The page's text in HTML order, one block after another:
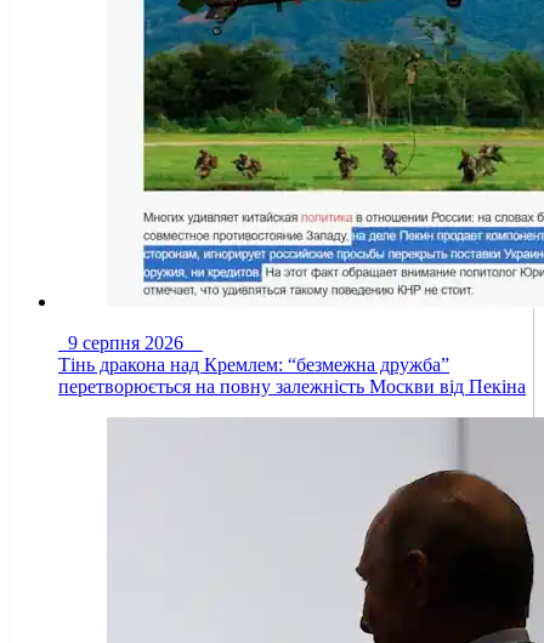
9 серпня 2026
Тінь дракона над Кремлем: “безмежна дружба”
перетворюється на повну залежність Москви від Пекіна